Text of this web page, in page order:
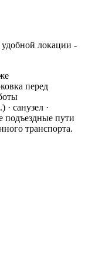
локации -
перед
санузел ·
подъездные пути
транспорта.